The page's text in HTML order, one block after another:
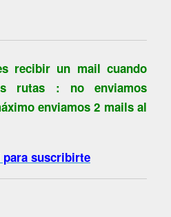
recibir un mail cuando
rutas : no enviamos
enviamos 2 mails al
para suscribirte